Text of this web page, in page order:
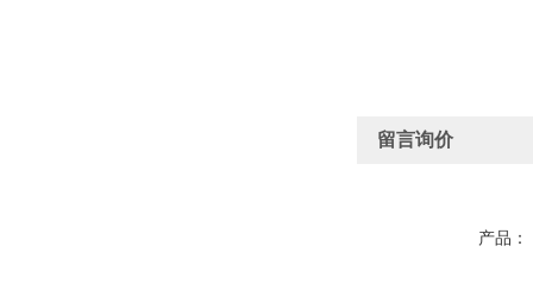
留言询价
产品：